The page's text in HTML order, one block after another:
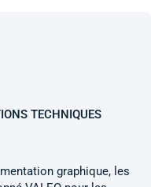
TECHNIQUES
graphique, les